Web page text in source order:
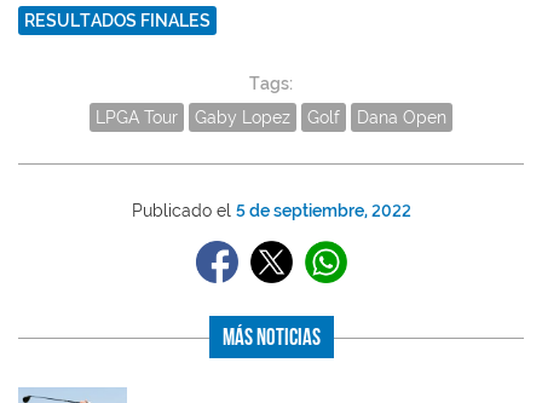
RESULTADOS FINALES
Tags:
LPGA Tour
Gaby Lopez Golf Dana Open
Publicado el 5 de septiembre, 2022
Más Noticias